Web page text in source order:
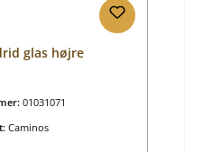
glas højre
01031071
Caminos